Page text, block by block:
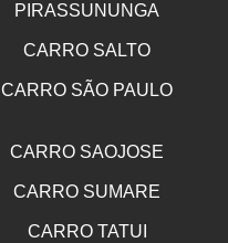
PIRASSUNUNGA
CARRO SALTO
CARRO SÃO PAULO
CARRO SAOJOSE
CARRO SUMARE
CARRO TATUI